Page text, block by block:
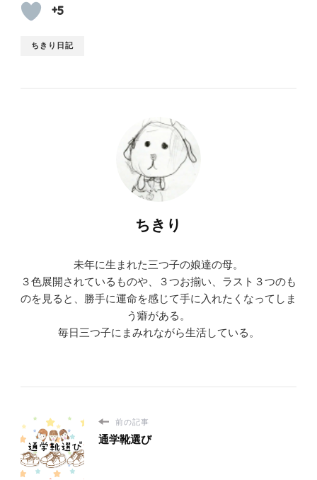
+5
ちきり日記
ちきり
未年に生まれた三つ子の娘達の母。
３色展開されているものや、３つお揃い、ラスト３つのも
のを見ると、勝手に運命を感じて手に入れたくなってしま
う癖がある。
毎日三つ子にまみれながら生活している。
前の記事
通学靴選び